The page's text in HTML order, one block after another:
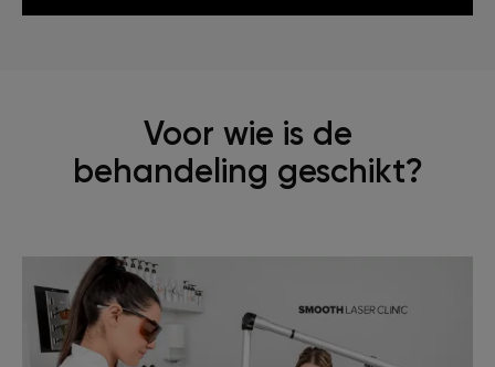
Voor wie is de
behandeling geschikt?